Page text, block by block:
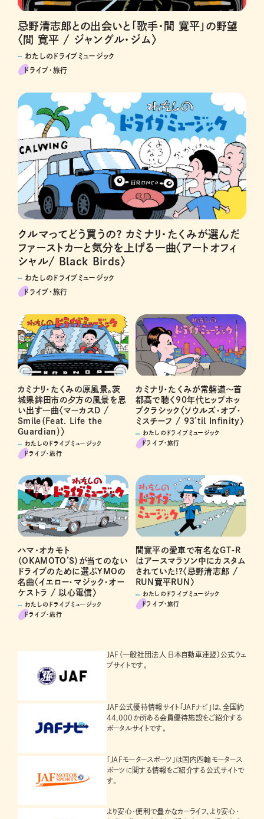
忌野清志郎との出会いと「歌手・間 寛平」の野望
〈間 寛平 / ジャングル・ジム〉
わたしのドライブミュージック
ドライブ･旅行
クルマってどう買うの？ カミナリ・たくみが選んだ
ファーストカーと気分を上げる一曲〈アートオフィ
シャル/ Black Birds〉
わたしのドライブミュージック
ドライブ･旅行
カミナリ・たくみの原風景。茨
城県鉾田市の夕方の風景を思
い出す一曲〈マーカスD /
Smile（Feat. Life the
Guardian）〉
わたしのドライブミュージック
ドライブ･旅行
カミナリ・たくみが常磐道〜首
都高で聴く90年代ヒップホッ
プクラシック〈ソウルズ・オブ・
ミスチーフ / 93’til Infinity〉
わたしのドライブミュージック
ドライブ･旅行
ハマ･オカモト
（OKAMOTO’S）が当てのない
ドライブのために選ぶYMOの
名曲〈イエロー・マジック・オー
ケストラ / 以心電信〉
わたしのドライブミュージック
ドライブ･旅行
間寛平の愛車で有名なGT-R
はアースマラソン中にカスタム
されていた!?〈忌野清志郎 /
RUN寛平RUN〉
わたしのドライブミュージック
ドライブ･旅行
JAF（一般社団法人 日本自動車連盟）公式ウェ
ブサイトです。
JAF公式優待情報サイト「JAFナビ」は、全国約
44,000か所ある会員優待施設をご紹介する
ポータルサイトです。
「JAFモータースポーツ」は国内四輪モータース
ポーツに関する情報をご紹介する公式サイトで
す。
より安心・便利で豊かなカーライフ、より安心・